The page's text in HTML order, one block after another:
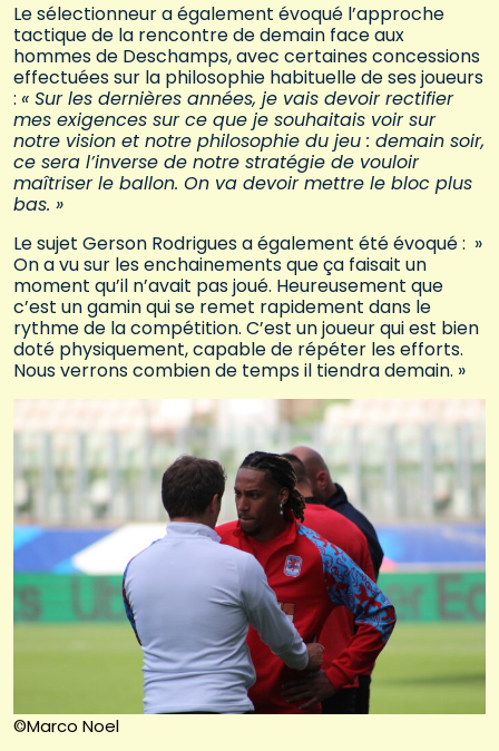
Le sélectionneur a également évoqué l’approche
tactique de la rencontre de demain face aux
hommes de Deschamps, avec certaines concessions
effectuées sur la philosophie habituelle de ses joueurs
: « Sur les dernières années, je vais devoir rectifier
mes exigences sur ce que je souhaitais voir sur
notre vision et notre philosophie du jeu : demain soir,
ce sera l’inverse de notre stratégie de vouloir
maîtriser le ballon. On va devoir mettre le bloc plus
bas. »
Le sujet Gerson Rodrigues a également été évoqué : »
On a vu sur les enchainements que ça faisait un
moment qu’il n’avait pas joué. Heureusement que
c’est un gamin qui se remet rapidement dans le
rythme de la compétition. C’est un joueur qui est bien
doté physiquement, capable de répéter les efforts.
Nous verrons combien de temps il tiendra demain. »
©Marco Noel